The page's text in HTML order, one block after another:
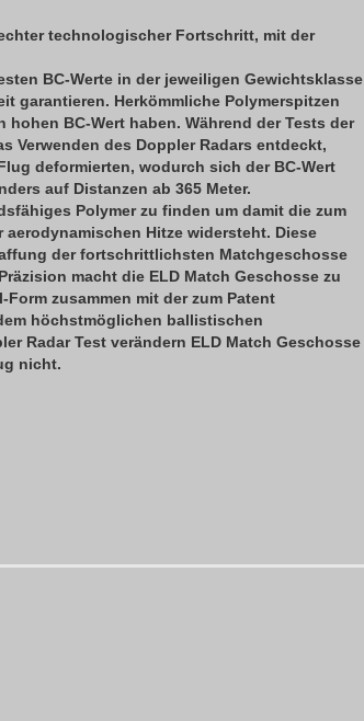
technologischer Fortschritt, mit der
BC-Werte in der jeweiligen Gewichtsklasse
garantieren. Herkömmliche Polymerspitzen
BC-Wert haben. Während der Tests der
Verwenden des Doppler Radars entdeckt,
deformierten, wodurch sich der BC-Wert
auf Distanzen ab 365 Meter.
Polymer zu finden um damit die zum
Hitze widersteht. Diese
der fortschrittlichsten Matchgeschosse
macht die ELD Match Geschosse zu
zusammen mit der zum Patent
höchstmöglichen ballistischen
Radar Test verändern ELD Match Geschosse
nicht.